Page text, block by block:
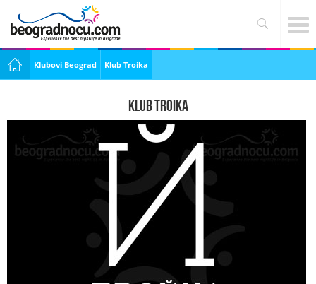
Klubovi Beograd Klub Troika
Klub Troika